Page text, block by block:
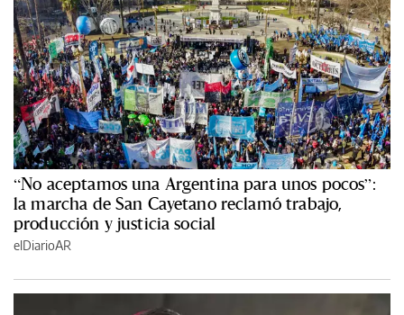
“No aceptamos una Argentina para unos pocos”:
la marcha de San Cayetano reclamó trabajo,
producción y justicia social
elDiarioAR